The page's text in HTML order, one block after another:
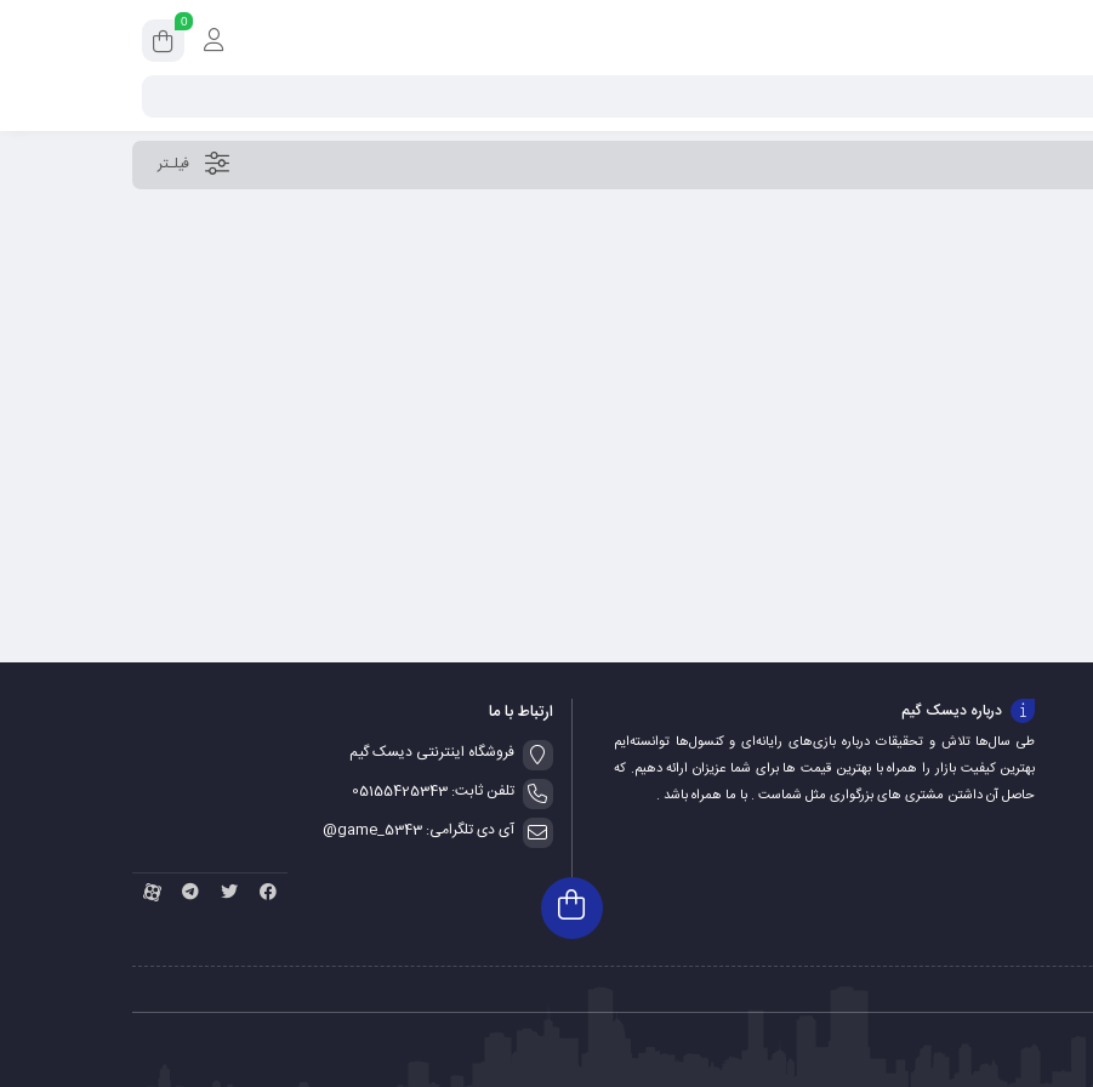
0
فیلـتر
درباره دیسک گیم
طی سال‌ها تلاش و تحقیقات درباره بازی‌های رایانه‌ای و کنسول‌ها توانسته‌ایم
بهترین کیفیت بازار را همراه با بهترین قیمت ها برای شما عزیزان ارائه دهیم. که
حاصل آن داشتن مشتری های بزرگواری مثل شماست . با ما همراه باشد .
ارتباط با ما
فروشگاه اینترنتی دیسک گیم
تلفن ثابت: 05155425343
آی دی تلگرامی: game_5343@